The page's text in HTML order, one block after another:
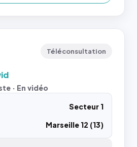
Téléconsultation
· En vidéo
Secteur 1
Marseille 12 (13)